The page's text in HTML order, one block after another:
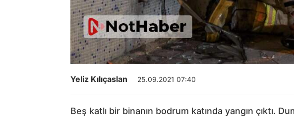
Yeliz Kılıçaslan 25.09.2021 07:40
Beş katlı bir binanın bodrum katında yangın çıktı.